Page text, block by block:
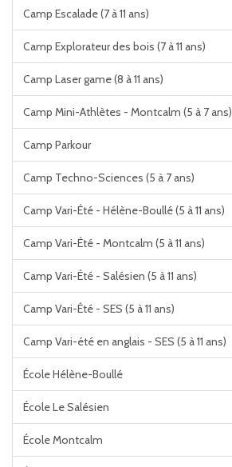
Camp Escalade (7 à 11 ans)
Camp Explorateur des bois (7 à 11 ans)
Camp Laser game (8 à 11 ans)
Camp Mini-Athlètes - Montcalm (5 à 7 ans)
Camp Parkour
Camp Techno-Sciences (5 à 7 ans)
Camp Vari-Été - Hélène-Boullé (5 à 11 ans)
Camp Vari-Été - Montcalm (5 à 11 ans)
Camp Vari-Été - Salésien (5 à 11 ans)
Camp Vari-Été - SES (5 à 11 ans)
Camp Vari-été en anglais - SES (5 à 11 ans)
École Hélène-Boullé
École Le Salésien
École Montcalm